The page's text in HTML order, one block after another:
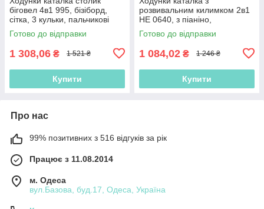
біговел 4в1 995, бізіборд,
сітка, 3 кульки, пальчикові
ігри, рухомі шестерні
Готово до відправки
1 308,06 ₴ 1 521 ₴
Купити
розвивальним килимком 2в1
НЕ 0640, з піаніно,
мелодіями, підсвіткою,
брязкальцями
Готово до відправки
1 084,02 ₴ 1 246 ₴
Купити
Про нас
99% позитивних з 516 відгуків за рік
Працює з 11.08.2014
м. Одеса
вул.Базова, буд.17, Одеса, Україна